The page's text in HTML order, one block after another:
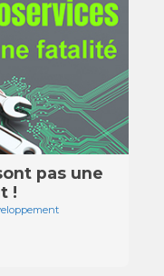
pas une
!